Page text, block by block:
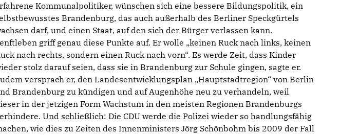
Kommunalpolitiker, wünschen sich eine bessere Bildungspolitik, ein
Brandenburg, das auch außerhalb des Berliner Speckgürtels
darf, und einen Staat, auf den sich der Bürger verlassen kann.
griff genau diese Punkte auf. Er wolle „keinen Ruck nach links, keinen
nach rechts, sondern einen Ruck nach vorn“. Es werde Zeit, dass Kinder
stolz darauf seien, dass sie in Brandenburg zur Schule gingen, sagte er.
versprach er, den Landesentwicklungsplan „Hauptstadtregion“ von Berlin
Brandenburg zu kündigen und auf Augenhöhe neu zu verhandeln, weil
in der jetzigen Form Wachstum in den meisten Regionen Brandenburgs
Und schließlich: Die CDU werde die Polizei wieder so handlungsfähig
wie dies zu Zeiten des Innenministers Jörg Schönbohm bis 2009 der Fall